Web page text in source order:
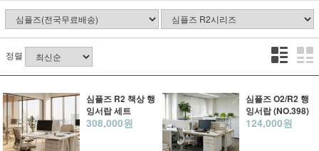
정렬
심플즈 R2 책상 행
잉서랍 세트
308,000원
심플즈 O2/R2 행
잉서랍 (NO.398)
124,000원